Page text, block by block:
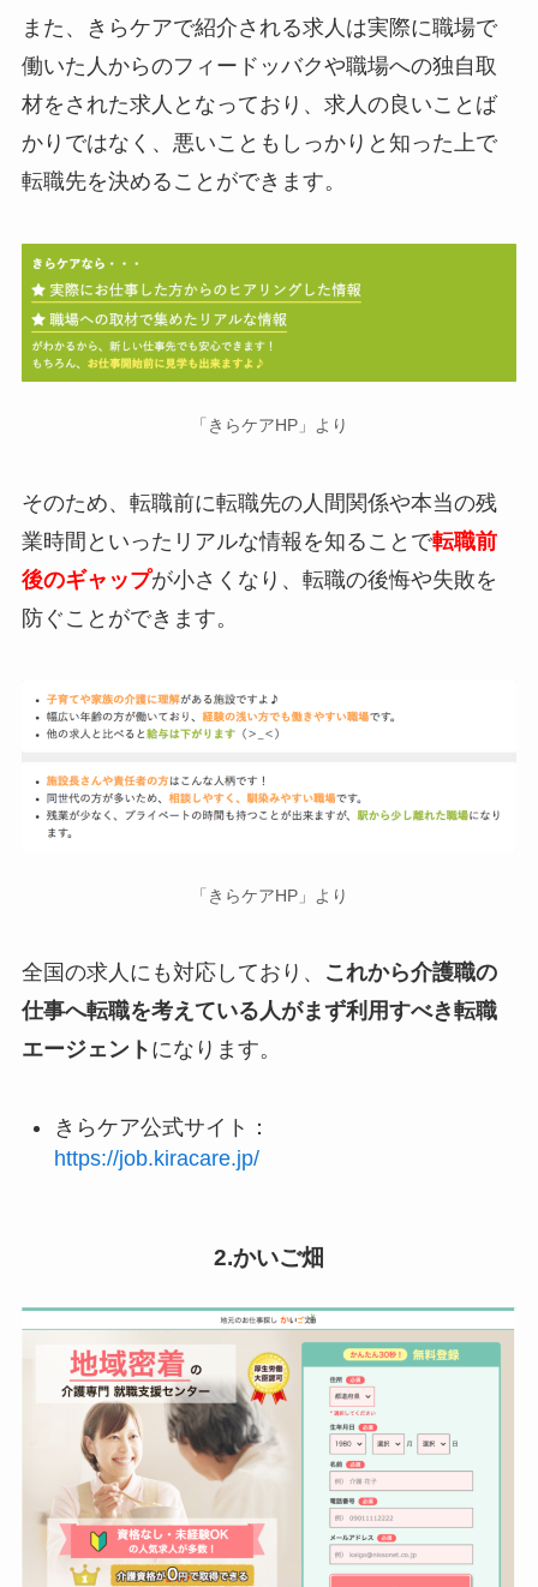
また、きらケアで紹介される求人は実際に職場で
働いた人からのフィードッバクや職場への独自取
材をされた求人となっており、求人の良いことば
かりではなく、悪いこともしっかりと知った上で
転職先を決めることができます。
「きらケアHP」より
そのため、転職前に転職先の人間関係や本当の残
業時間といったリアルな情報を知ることで転職前
後のギャップが小さくなり、転職の後悔や失敗を
防ぐことができます。
「きらケアHP」より
全国の求人にも対応しており、
これから介護職の
仕事へ転職を考えている人がまず利用すべき転職
エージェント になります。
きらケア公式サイト：
https://job.kiracare.jp/
2.かいご畑